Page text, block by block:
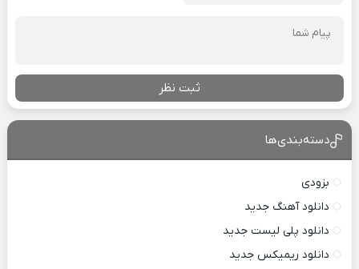
ثبت نظر
دسته‌بندی‌ها
بزودی
دانلود آهنگ جدید
دانلود پلی لیست جدید
دانلود ریمیکس جدید